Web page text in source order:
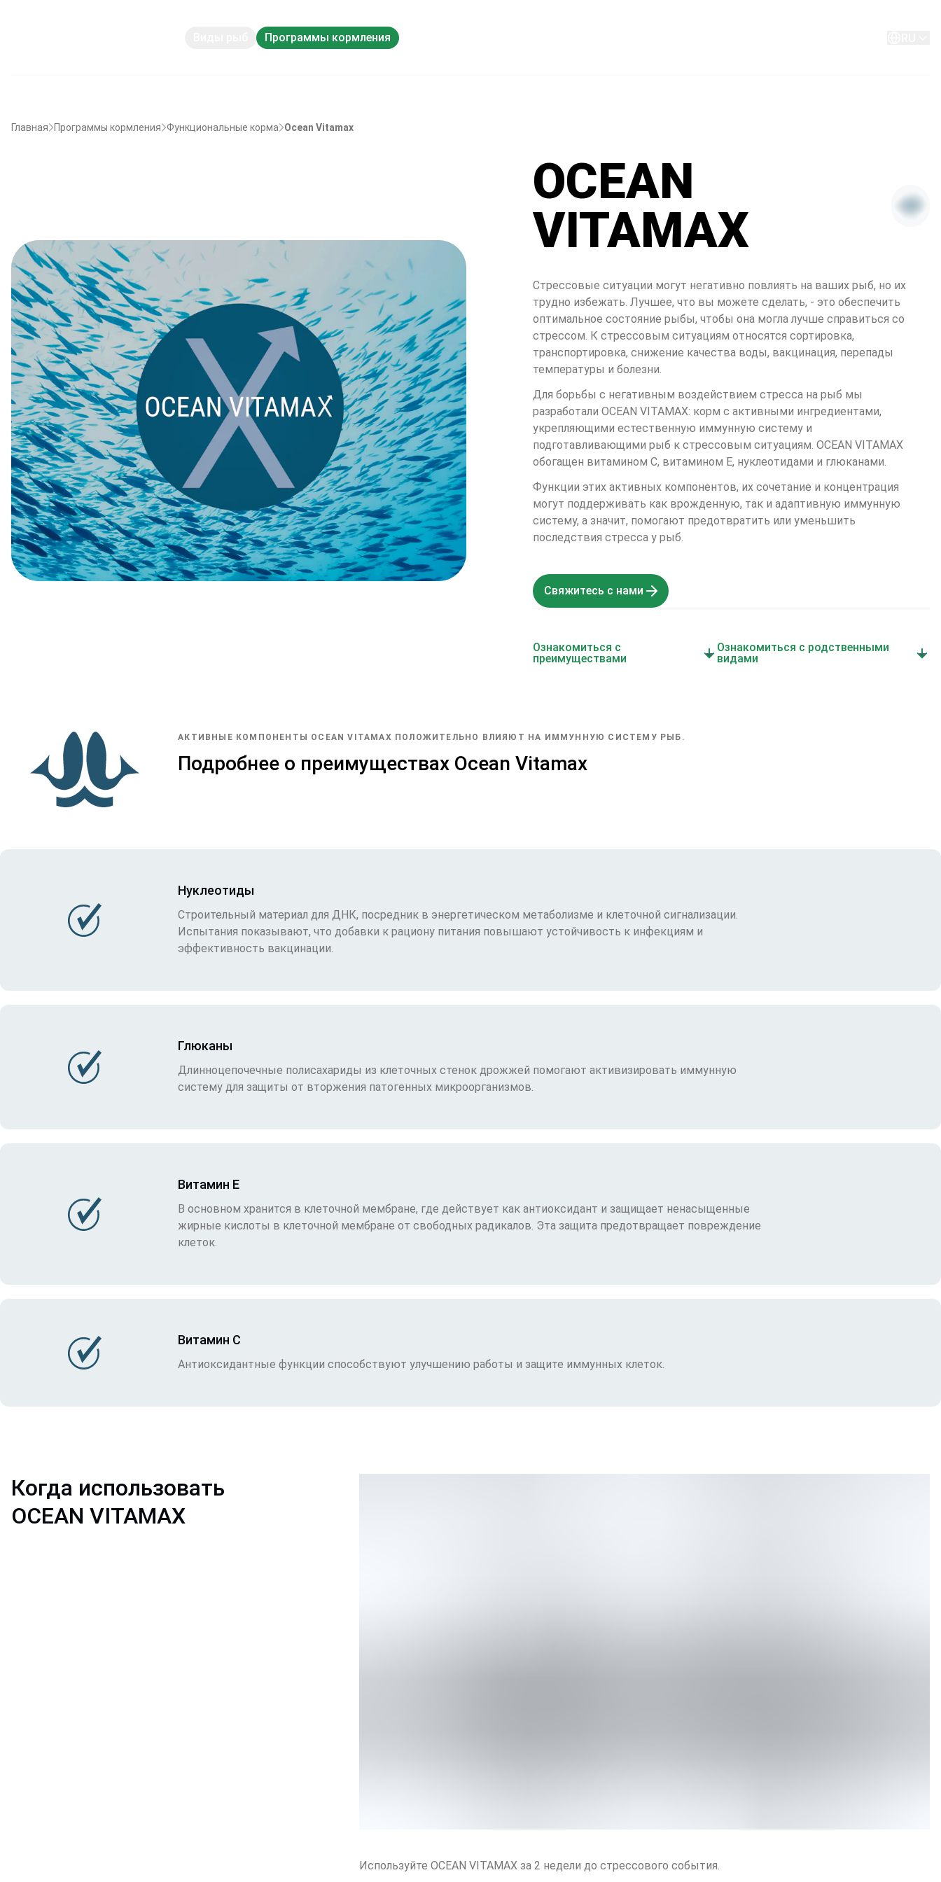
Программы кормления
Главная Программы кормления Функциональные корма Ocean Vitamax
OCEAN
VITAMAX
Стрессовые ситуации могут негативно повлиять на ваших рыб, но их
трудно избежать. Лучшее, что вы можете сделать, - это обеспечить
оптимальное состояние рыбы, чтобы она могла лучше справиться со
стрессом. К стрессовым ситуациям относятся сортировка,
транспортировка, снижение качества воды, вакцинация, перепады
температуры и болезни.
Для борьбы с негативным воздействием стресса на рыб мы
разработали OCEAN VITAMAX: корм с активными ингредиентами,
укрепляющими естественную иммунную систему и
подготавливающими рыб к стрессовым ситуациям. OCEAN VITAMAX
обогащен витамином С, витамином Е, нуклеотидами и глюканами.
Функции этих активных компонентов, их сочетание и концентрация
могут поддерживать как врожденную, так и адаптивную иммунную
систему, а значит, помогают предотвратить или уменьшить
последствия стресса у рыб.
Свяжитесь с нами
Ознакомиться с
преимуществами
Ознакомиться с родственными
видами
АКТИВНЫЕ КОМПОНЕНТЫ OCEAN VITAMAX ПОЛОЖИТЕЛЬНО ВЛИЯЮТ НА ИММУННУЮ СИСТЕМУ РЫБ.
Подробнее о преимуществах Ocean Vitamax
Нуклеотиды
Строительный материал для ДНК, посредник в энергетическом метаболизме и клеточной сигнализации.
Испытания показывают, что добавки к рациону питания повышают устойчивость к инфекциям и
эффективность вакцинации.
Глюканы
Длинноцепочечные полисахариды из клеточных стенок дрожжей помогают активизировать иммунную
систему для защиты от вторжения патогенных микроорганизмов.
Витамин Е
В основном хранится в клеточной мембране, где действует как антиоксидант и защищает ненасыщенные
жирные кислоты в клеточной мембране от свободных радикалов. Эта защита предотвращает повреждение
клеток.
Витамин C
Антиоксидантные функции способствуют улучшению работы и защите иммунных клеток.
Когда использовать
OCEAN VITAMAX
Используйте OCEAN VITAMAX за 2 недели до стрессового события.